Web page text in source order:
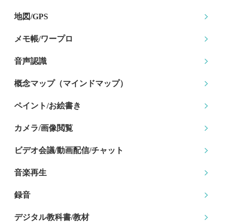
地図/GPS
メモ帳/ワープロ
音声認識
概念マップ（マインドマップ）
ペイント/お絵書き
カメラ/画像閲覧
ビデオ会議/動画配信/チャット
音楽再生
録音
デジタル教科書/教材